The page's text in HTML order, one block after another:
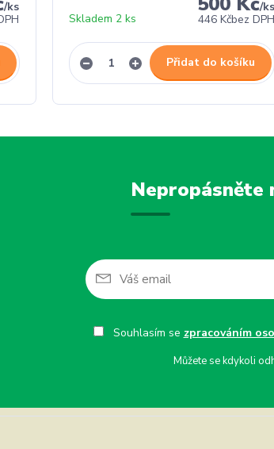
/ks
/ks
446 Kčbez DPH
Skladem 2 ks
Přidat do košíku
Nepropásněte
Souhlasím se zpracováním
Můžete se kdykoli